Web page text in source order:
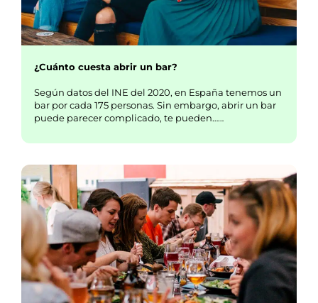
¿Cuánto cuesta abrir un bar?
Según datos del INE del 2020, en España tenemos un
bar por cada 175 personas. Sin embargo, abrir un bar
puede parecer complicado, te pueden……